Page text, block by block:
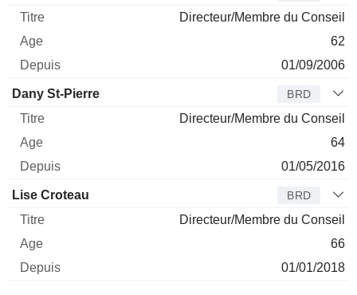
Directeur/Membre du Conseil
62
01/09/2006
Dany St-Pierre BRD
Directeur/Membre du Conseil
64
01/05/2016
Lise Croteau BRD
Directeur/Membre du Conseil
66
01/01/2018